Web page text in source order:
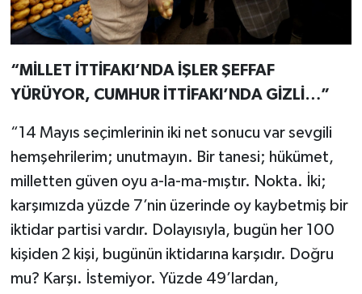
“MİLLET İTTİFAKI’NDA İŞLER ŞEFFAF
YÜRÜYOR, CUMHUR İTTİFAKI’NDA GİZLİ…”
“14 Mayıs seçimlerinin iki net sonucu var sevgili
hemşehrilerim; unutmayın. Bir tanesi; hükümet,
milletten güven oyu a-la-ma-mıştır. Nokta. İki;
karşımızda yüzde 7’nin üzerinde oy kaybetmiş bir
iktidar partisi vardır. Dolayısıyla, bugün her 100
kişiden 2 kişi, bugünün iktidarına karşıdır. Doğru
mu? Karşı. İstemiyor. Yüzde 49’lardan,